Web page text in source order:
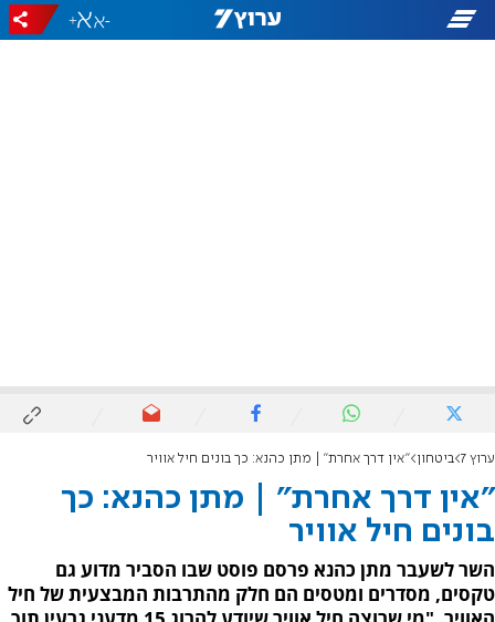
-
+
ערוץ 7 ביטחון "אין דרך אחרת" | מתן כהנא: כך בונים חיל אוויר
"אין דרך אחרת" | מתן כהנא: כך
בונים חיל אוויר
השר לשעבר מתן כהנא פרסם פוסט שבו הסביר מדוע גם
טקסים, מסדרים ומטסים הם חלק מהתרבות המבצעית של חיל